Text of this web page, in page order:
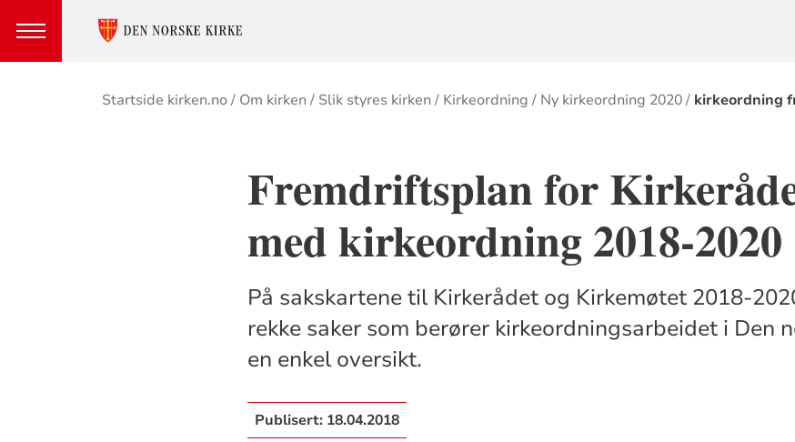
Brødsmulesti
Startside kirken.no Om kirken Slik styres kirken Kirkeordning Ny kirkeordning 2020 kirkeordning
Fremdriftsplan for
med kirkeordning 2018-2020
På sakskartene til Kirkerådet og Kirkemøtet 2018-
rekke saker som berører kirkeordningsarbeidet i Den
en enkel oversikt.
Publisert: 18.04.2018